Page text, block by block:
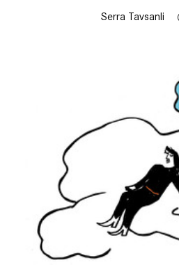
Serra Tavsanli